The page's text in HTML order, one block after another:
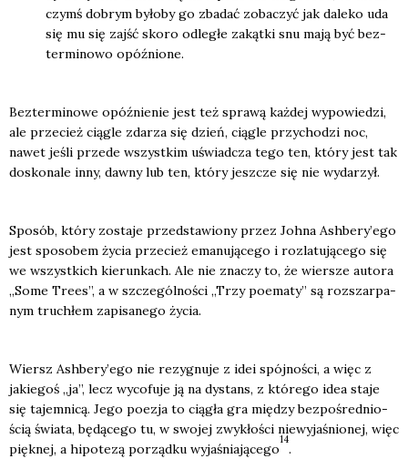
czymś dobrym było­by go zba­dać zoba­czyć jak dale­ko uda
się mu się zajść sko­ro odle­głe zakąt­ki snu mają być bez­
ter­mi­no­wo opóź­nio­ne.
Bez­ter­mi­no­we opóź­nie­nie jest też spra­wą każ­dej wypo­wie­dzi,
ale prze­cież cią­gle zda­rza się dzień, cią­gle przy­cho­dzi noc,
nawet jeśli przede wszyst­kim uświad­cza tego ten, któ­ry jest tak
dosko­na­le inny, daw­ny lub ten, któ­ry jesz­cze się nie wyda­rzył.
Spo­sób, któ­ry zosta­je przed­sta­wio­ny przez Joh­na Ashbery’ego
jest spo­so­bem życia prze­cież ema­nu­ją­ce­go i roz­la­tu­ją­ce­go się
we wszyst­kich kie­run­kach. Ale nie zna­czy to, że wier­sze auto­ra
„Some Tre­es”, a w szcze­gól­no­ści „Trzy poema­ty” są roz­szar­pa­
nym tru­chłem zapi­sa­ne­go życia.
Wiersz Ashbery’ego nie rezy­gnu­je z idei spój­no­ści, a więc z
jakie­goś „ja”, lecz wyco­fu­je ją na dystans, z któ­re­go idea sta­je
się tajem­ni­cą. Jego poezja to cią­gła gra mię­dzy bez­po­śred­nio­
ścią świa­ta, będą­ce­go tu, w swo­jej zwy­kło­ści nie­wy­ja­śnio­nej, więc
pięk­nej, a hipo­te­zą porząd­ku wyja­śnia­ją­ce­go
14
.